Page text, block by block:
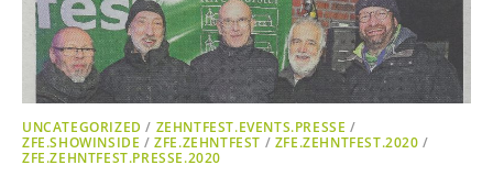
UNCATEGORIZED / ZEHNTFEST.EVENTS.PRESSE /
ZFE.SHOWINSIDE /ZFE.ZEHNTFEST / ZFE.ZEHNTFEST.2020 /
ZFE.ZEHNTFEST.PRESSE.2020